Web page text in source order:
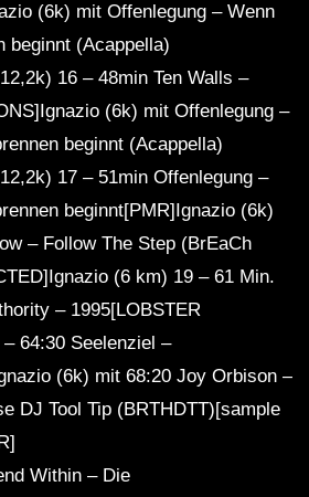
(6k) mit Offenlegung – Wenn
beginnt (Acappella)
16 – 48min Ten Walls –
(6k) mit Offenlegung –
beginnt (Acappella)
17 – 51min Offenlegung –
beginnt[PMR]Ignazio (6k)
– Follow The Step (BrEaCh
(6 km) 19 – 61 Min.
– 1995[LOBSTER
64:30 Seelenziel –
(6k) mit 68:20 Joy Orbison –
DJ Tool Tip (BRTHDTT)[sample
Within – Die